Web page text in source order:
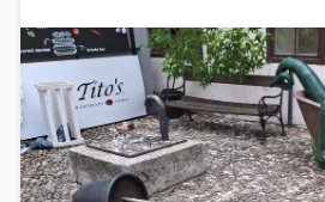
Pokretanje videa...